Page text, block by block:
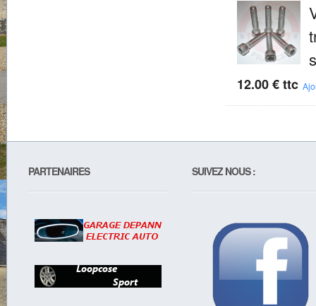
12.00€ ttc
PARTENAIRES SUIVEZ NOUS :